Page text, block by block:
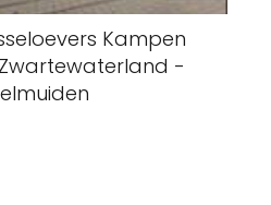
Kampen
-